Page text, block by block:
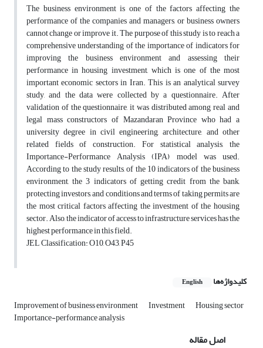
The business environment is one of the factors affecting the
performance of the companies and managers, or business owners
cannot change or improve it. The purpose of this study is to reach a
comprehensive understanding of the importance of indicators for
improving the business environment and assessing their
performance in housing investment, which is one of the most
important economic sectors in Iran. This is an analytical survey
study, and the data were collected by a questionnaire. After
validation of the questionnaire, it was distributed among real and
legal mass constructors of Mazandaran Province who had a
university degree in civil engineering, architecture, and other
related fields of construction. For statistical analysis, the
Importance-Performance Analysis (IPA) model was used.
According to the study results, of the 10 indicators of the business
environment, the 3 indicators of getting credit from the bank,
protecting investors, and conditions and terms of taking permits are
the most critical factors affecting the investment of the housing
sector. Also, the indicator of access to infrastructure services has the
highest performance in this field.
JEL Classification: O10, O43, P45
کلیدواژه‌ها English
Improvement of business environment Investment Housing sector
Importance-performance analysis
اصل مقاله